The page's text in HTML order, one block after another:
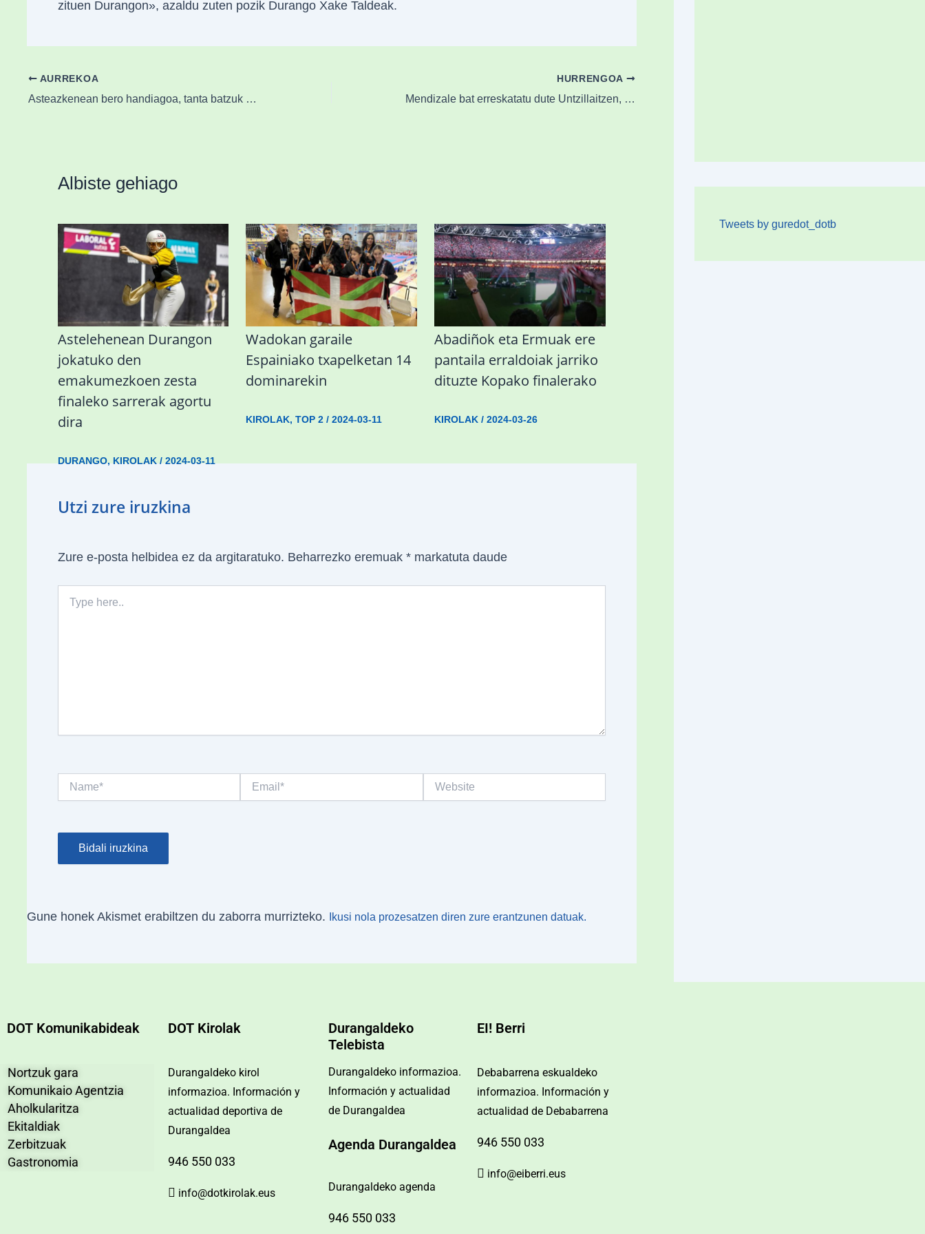
zituen Durangon», azaldu zuten pozik Durango Xake Taldeak.
AURREKOA
Asteazkenean bero handiagoa, tanta batzuk eta haize-bolada gogorrak arratsaldetik aurrera
HURRENGOA
Mendizale bat erreskatatu dute Untzillaitzen, txakurra salbatu nahian
Albiste gehiago
Astelehenean Durangon
jokatuko den
emakumezkoen zesta
finaleko sarrerak agortu
dira
DURANGO, KIROLAK/ 2024-03-11
Wadokan garaile
Espainiako txapelketan 14
dominarekin
KIROLAK,TOP 2 /2024-03-11
Abadiñok eta Ermuak ere
pantaila erraldoiak jarriko
dituzte Kopako finalerako
KIROLAK /2024-03-26
Utzi zure iruzkina
Zure e-posta helbidea ez da argitaratuko. Beharrezko eremuak *markatuta daude
here..
Gune honek Akismet erabiltzen du zaborra murrizteko. Ikusi nola prozesatzen diren zure erantzunen datuak.
Tweets by guredot_dotb
DOT Komunikabideak
Nortzuk gara
Komunikaio Agentzia
Aholkularitza
Ekitaldiak
Zerbitzuak
Gastronomia
DOT Kirolak
Durangaldeko kirol
informazioa. Información y
actualidad deportiva de
Durangaldea
946 550 033
info@dotkirolak.eus
Durangaldeko
Telebista
Durangaldeko informazioa.
Información y actualidad
de Durangaldea
Agenda Durangaldea
Durangaldeko agenda
946 550 033
EI! Berri
Debabarrena eskualdeko
informazioa. Información y
actualidad de Debabarrena
946 550 033
info@eiberri.eus